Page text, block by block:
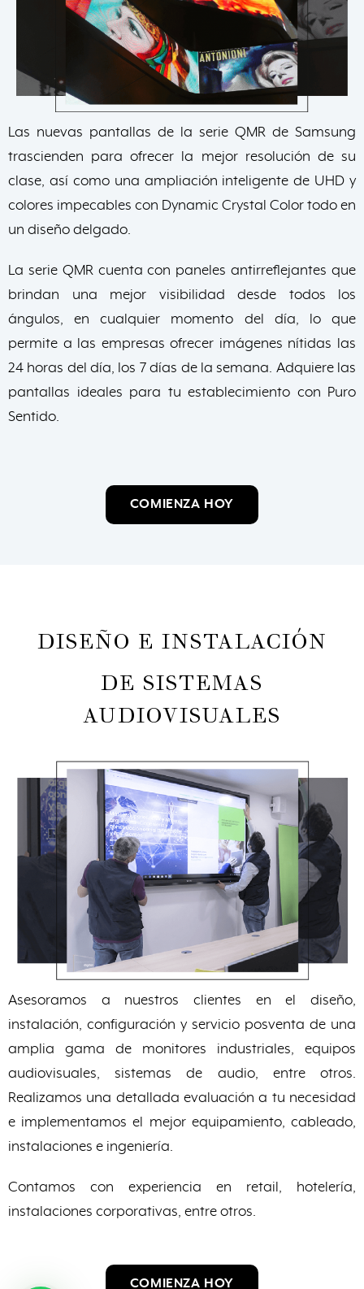
Las nuevas pantallas de la serie QMR de Samsung
trascienden para ofrecer la mejor resolución de su
clase, así como una ampliación inteligente de UHD y
colores impecables con Dynamic Crystal Color todo en
un diseño delgado.
La serie QMR cuenta con paneles antirreflejantes que
brindan una mejor visibilidad desde todos los
ángulos, en cualquier momento del día, lo que
permite a las empresas ofrecer imágenes nítidas las
24 horas del día, los 7 días de la semana. Adquiere las
pantallas ideales para tu establecimiento con Puro
Sentido.
COMIENZA HOY
DISEÑO E INSTALACIÓN
DE SISTEMAS
AUDIOVISUALES
Asesoramos a nuestros clientes en el diseño,
instalación, configuración y servicio posventa de una
amplia gama de monitores industriales, equipos
audiovisuales, sistemas de audio, entre otros.
Realizamos una detallada evaluación a tu necesidad
e implementamos el mejor equipamiento, cableado,
instalaciones e ingeniería.
Contamos con experiencia en retail, hotelería,
instalaciones corporativas, entre otros.
COMIENZA HOY